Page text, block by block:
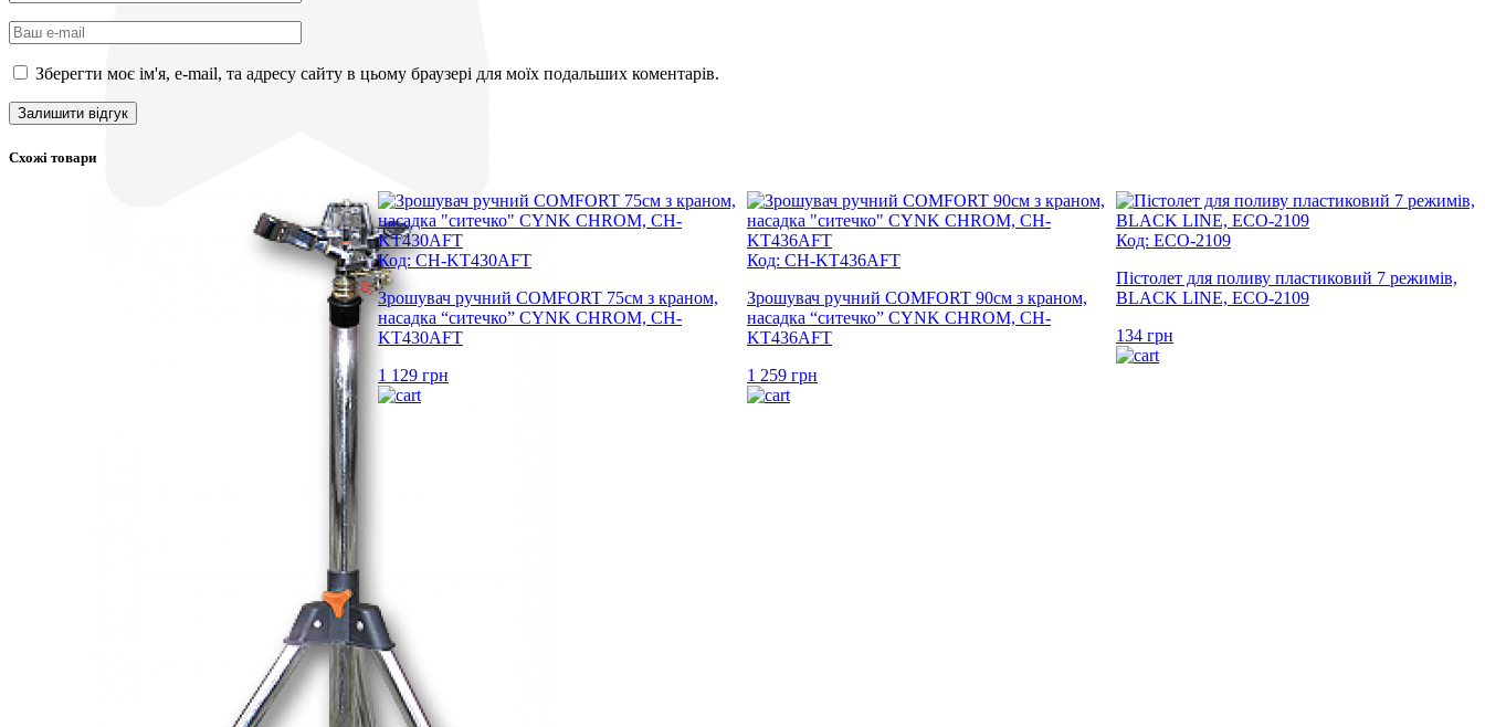
Зберегти моє ім'я, e-mail, та адресу сайту в цьому браузері для моїх подальших коментарів.
Схожі товари
Код: CH-KT430AFT
Зрошувач ручний COMFORT 75см з краном,
насадка “ситечко” CYNK CHROM, CH-
KT430AFT
1 129 грн
Код: CH-KT436AFT
Зрошувач ручний COMFORT 90см з краном,
насадка “ситечко” CYNK CHROM, CH-
KT436AFT
1 259 грн
Код: ECO-2109
Пістолет для поливу пластиковий 7 режимів,
BLACK LINE, ECO-2109
134 грн